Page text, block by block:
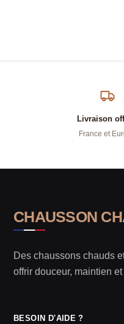
Livraison
France et
CHAUSSON
Des chaussons chauds
offrir douceur, maintien
BESOIN D'AIDE ?